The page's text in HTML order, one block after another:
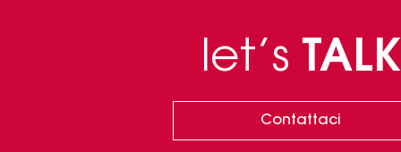
let’s TALK
Contattaci